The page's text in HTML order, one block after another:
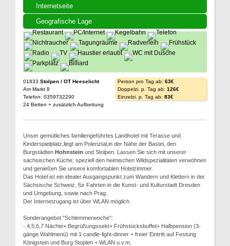
Internetseite
Geografische Lage
01833 Stolpen / OT Heeselicht
Am Markt 8
Telefon: 0359732290
24 Betten + zusätzlich Aufbettung
Person pro Tag ab: 63€
Doppelzi. p. Tag ab: 126€
Einzelzi. p. Tag ab: 83€
Unser gemütliches familiengeführtes Landhotel mit Terasse und
Kinderspielplatz,liegt am Polenztal,in der Nähe der Bastei, den
Burgstädten Hohnstein und Stolpen. Lassen Sie sich mit unserer
sächsischen Küche; speziell den heimischen Wildspezialitäten verwöhnen
und genießen Sie unsere komfortablen Hotelzimmer.
Das Hotel ist ein idealer Ausgangspunkt zum Wandern und Klettern in der
Sächsische Schweiz, für Fahrten in die Kunst- und Kulturstadt Dresden
und Umgebung, sowie nach Prag.
Der Internetzugang ist über WLAN möglich.
Sonderangebot "Schlemmerwoche":
- 4,5,6,7 Nächte+ Begrüßungssekt+ Frühstücksbuffet+ Halbpension (3-
gänge Wahlmenü) mit 1 candle-light-dinner + freier Eintritt auf Festung
Königstein und Burg Stoplen + WLAN u.v.m.